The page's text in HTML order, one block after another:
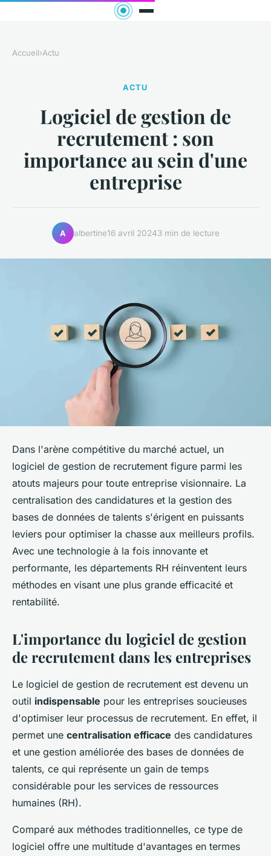
Accueil›Actu
ACTU
Logiciel de gestion de
recrutement : son
importance au sein d'une
entreprise
A albertine16 avril 20243 min de lecture
Dans l'arène compétitive du marché actuel, un
logiciel de gestion de recrutement figure parmi les
atouts majeurs pour toute entreprise visionnaire. La
centralisation des candidatures et la gestion des
bases de données de talents s'érigent en puissants
leviers pour optimiser la chasse aux meilleurs profils.
Avec une technologie à la fois innovante et
performante, les départements RH réinventent leurs
méthodes en visant une plus grande efficacité et
rentabilité.
L'importance du logiciel de gestion
de recrutement dans les entreprises
Le logiciel de gestion de recrutement est devenu un
outil indispensable pour les entreprises soucieuses
d'optimiser leur processus de recrutement. En effet, il
permet une centralisation efficace des candidatures
et une gestion améliorée des bases de données de
talents, ce qui représente un gain de temps
considérable pour les services de ressources
humaines (RH).
Comparé aux méthodes traditionnelles, ce type de
logiciel offre une multitude d'avantages en termes